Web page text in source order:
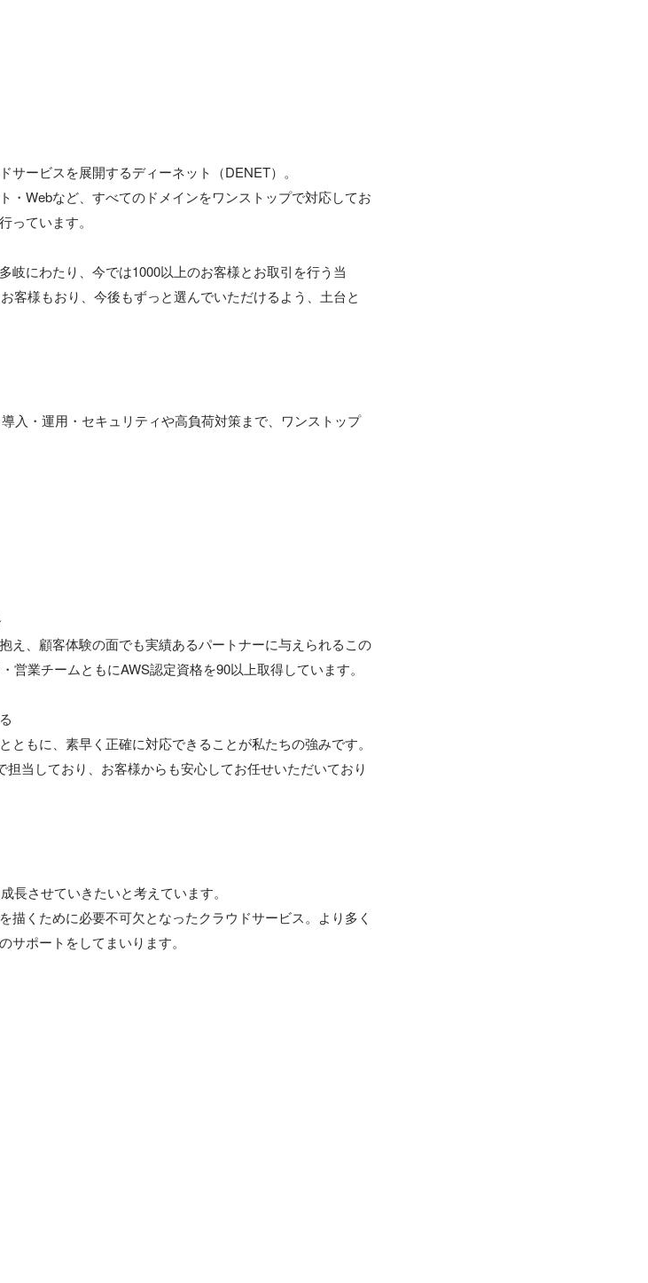
ービスを展開するディーネット（DENET）。
・Webなど、すべてのドメインをワンストップで対応してお
っています。
岐にわたり、今では1000以上のお客様とお取引を行う当
客様もおり、今後もずっと選んでいただけるよう、土台と
入・運用・セキュリティや高負荷対策まで、ワンストップ
え、顧客体験の面でも実績あるパートナーに与えられるこの
営業チームともにAWS認定資格を90以上取得しています。
もに、素早く正確に対応できることが私たちの強みです。
当しており、お客様からも安心してお任せいただいており
長させていきたいと考えています。
描くために必要不可欠となったクラウドサービス。より多く